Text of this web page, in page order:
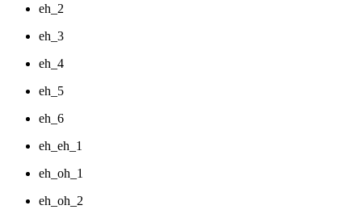
eh_2
eh_3
eh_4
eh_5
eh_6
eh_eh_1
eh_oh_1
eh_oh_2